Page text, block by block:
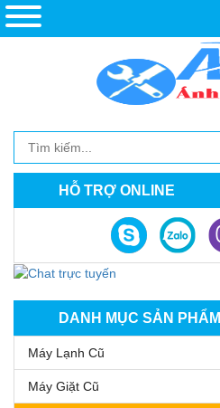
HỖ TRỢ ONLINE
DANH MỤC SẢN PHẨM
Máy Lạnh Cũ
Máy Giặt Cũ